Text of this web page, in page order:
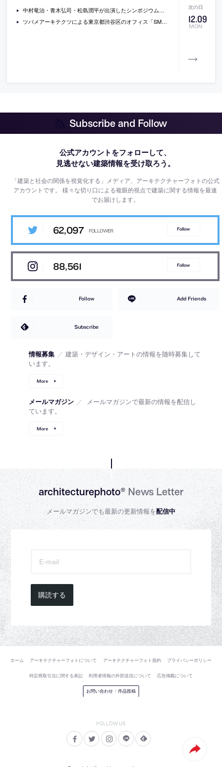
12.09
MON
中村竜治・青木弘司・松島潤平が出演したシンポジウム「展示デザインの楽しさ」の内容
ツバメアーキテクツによる東京都渋谷区のオフィス「SML」
Subscribe and Follow
公式アカウントをフォローして、
見逃せない建築情報を受け取ろう。
「建築と社会の関係を視覚化する」メディア、アーキテクチャーフォトの公式
アカウントです。様々な切り口による複眼的視点で建築に関する情報を最速
でお届けします。
62,097 Follow
88,561 Follow
Follow Add Friends
Subscribe
情報募集 ／ 建築・デザイン・アートの情報を随時募集して
います。
More
メールマガジン ／
メールマガジンで最新の情報を配信し
ています。
More
architecturephoto®News Letter
メールマガジンでも最新の更新情報を配信中
購読する
ホーム アーキテクチャーフォトについて アーキテクチャーフォト規約 プライバシーポリシー
特定商取引法に関する表記 利用者情報の外部送信について 広告掲載について
お問い合わせ / 作品投稿